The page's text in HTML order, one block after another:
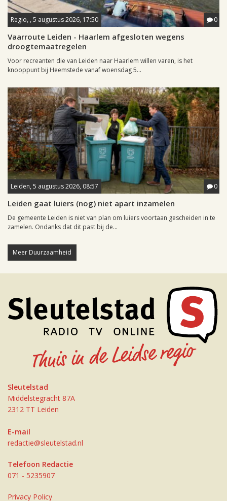
Regio, , 5 augustus 2026, 17:50 0
Vaarroute Leiden - Haarlem afgesloten wegens
droogtemaatregelen
Voor recreanten die van Leiden naar Haarlem willen varen, is het
knooppunt bij Heemstede vanaf woensdag 5...
Leiden, 5 augustus 2026, 08:57 0
Leiden gaat luiers (nog) niet apart inzamelen
De gemeente Leiden is niet van plan om luiers voortaan gescheiden in te
zamelen. Ondanks dat dit past bij de...
Meer Duurzaamheid
Sleutelstad
Middelstegracht 87A
2312 TT Leiden
E-mail
redactie@sleutelstad.nl
Telefoon Redactie
071 - 5235907
Privacy Policy